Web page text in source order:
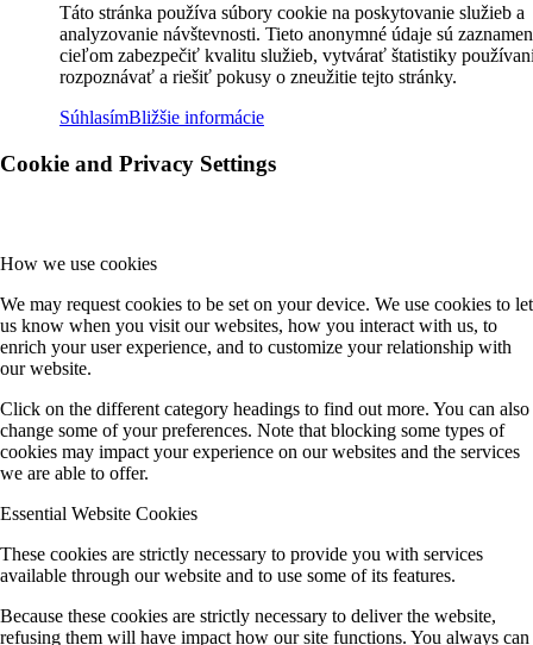
Táto stránka používa súbory cookie na poskytovanie služieb a
analyzovanie návštevnosti. Tieto anonymné údaje sú
cieľom zabezpečiť kvalitu služieb, vytvárať štatistiky
rozpoznávať a riešiť pokusy o zneužitie tejto stránky.
SúhlasímBližšie informácie
Cookie and Privacy Settings
How we use cookies
We may request cookies to be set on your device. We use cookies to let
us know when you visit our websites, how you interact with us, to
enrich your user experience, and to customize your relationship with
our website.
Click on the different category headings to find out more. You can also
change some of your preferences. Note that blocking some types of
cookies may impact your experience on our websites and the services
we are able to offer.
Essential Website Cookies
These cookies are strictly necessary to provide you with services
available through our website and to use some of its features.
Because these cookies are strictly necessary to deliver the website,
refusing them will have impact how our site functions. You always can